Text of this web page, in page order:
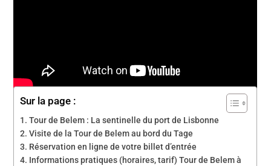
Sur la page :
Tour de Belem : La sentinelle du port de Lisbonne
Visite de la Tour de Belem au bord du Tage
Réservation en ligne de votre billet d’entrée
Informations pratiques (horaires, tarif) Tour de Belem à